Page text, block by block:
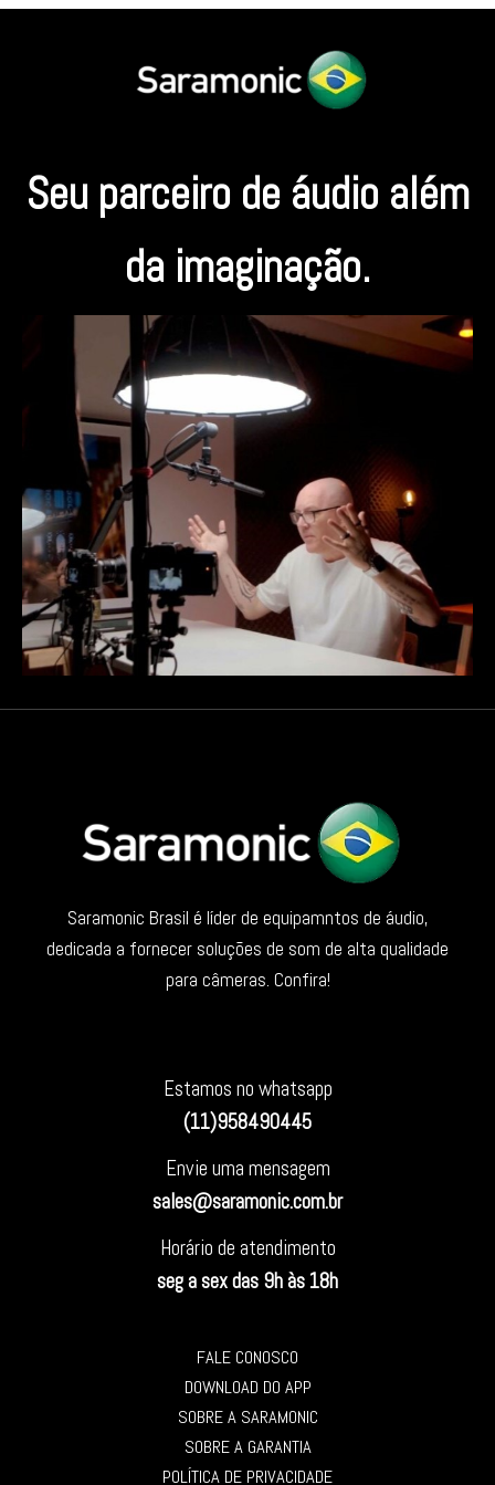
Seu parceiro de áudio além
da imaginação.
Saramonic Brasil é líder de equipamntos de áudio,
dedicada a fornecer soluções de som de alta qualidade
para câmeras. Confira!
Estamos no whatsapp
(11)958490445
Envie uma mensagem
sales@saramonic.com.br
Horário de atendimento
seg a sex das 9h às 18h
FALE CONOSCO
DOWNLOAD DO APP
SOBRE A SARAMONIC
SOBRE A GARANTIA
POLÍTICA DE PRIVACIDADE